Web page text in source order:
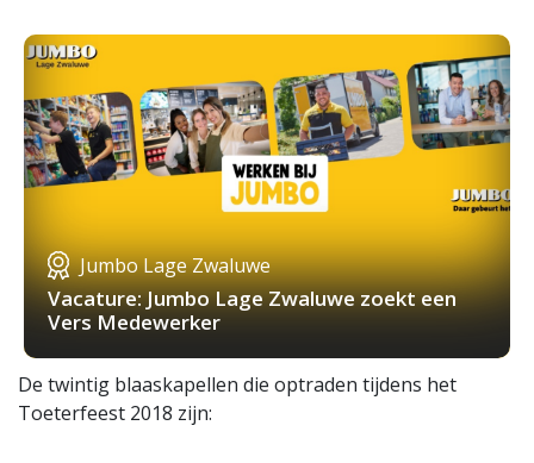
Jumbo Lage Zwaluwe
Vacature: Jumbo Lage Zwaluwe zoekt een
Vers Medewerker
De twintig blaaskapellen die optraden tijdens het
Toeterfeest 2018 zijn: